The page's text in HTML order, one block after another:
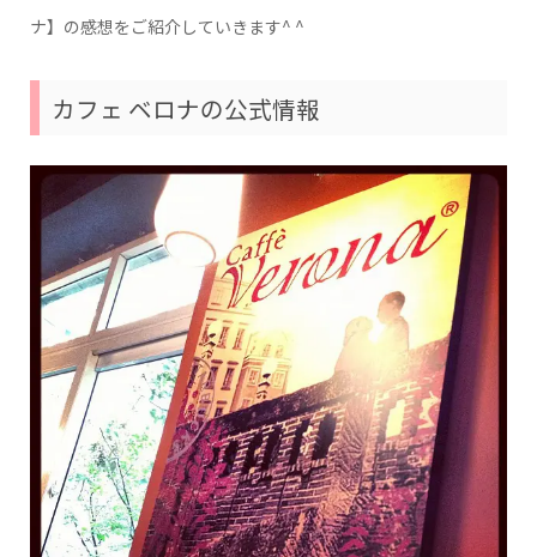
ナ】の感想をご紹介していきます^ ^
カフェ ベロナの公式情報